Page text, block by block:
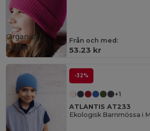
Från och med:
53.23 kr
Organic
Cotton
-32%
+1
ATLANTIS AT233